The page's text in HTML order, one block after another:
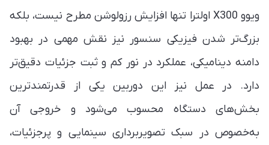
ویوو X300 اولترا تنها افزایش رزولوشن مطرح نیست، بلکه
بزرگ‌تر شدن فیزیکی سنسور نیز نقش مهمی در بهبود
دامنه دینامیکی، عملکرد در نور کم و ثبت جزئیات دقیق‌تر
دارد. در عمل نیز این دوربین یکی از قدرتمندترین
بخش‌های دستگاه محسوب می‌شود و خروجی آن
به‌خصوص در سبک تصویربرداری سینمایی و پرجزئیات،